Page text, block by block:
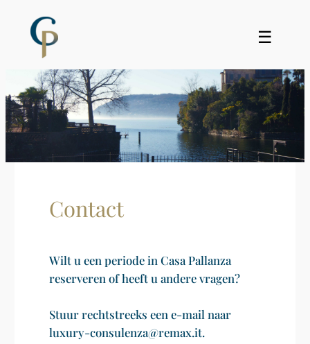
☰
Contact
Wilt u een periode in Casa Pallanza
reserveren of heeft u andere vragen?
Stuur rechtstreeks een e-mail naar
luxury-consulenza@remax.it.